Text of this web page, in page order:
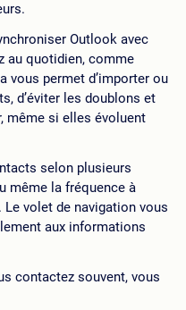
Outlook avec
au quotidien, comme
vous permet d’importer ou
d’éviter les doublons et
même si elles évoluent
selon plusieurs
même la fréquence à
Le volet de navigation vous
aux informations
contactez souvent, vous